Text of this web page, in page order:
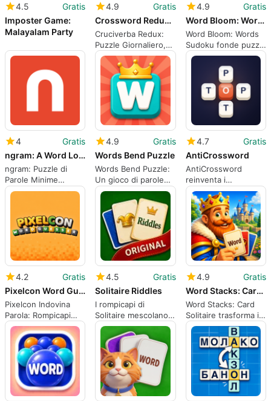
4.5
Gratis
Imposter Game:
Malayalam Party
4.9
Gratis
Crossword Redux: Daily Puzzle
Cruciverba Redux:
Puzzle Giornaliero,
cruciverba giornalieri
puliti per menti
mobili
4.9
Gratis
Word Bloom: Words Sudoku
Word Bloom: Words
Sudoku fonde puzzle
logici con la crescita
del giardino
4
Gratis
ngram: A Word Lovers Game
ngram: Puzzle di
Parole Minime
Focalizzato sulla
4.9
Gratis
Words Bend Puzzle
Words Bend Puzzle:
Un gioco di parole
mobile incentrato
sulla velocità e con
un tocco di torsione
4.7
Gratis
AntiCrossword
AntiCrossword
reinventa i
cruciverba adattando
le parole in griglie
vuote
4.2
Gratis
Pixelcon Word Guesser
Pixelcon Indovina
Parola: Rompicapi
rapidi basati sui pixel
per Android
4.5
Gratis
Solitaire Riddles
I rompicapi di
Solitaire mescolano
puzzle di carte da
solo con sfide di
parole
4.9
Gratis
Word Stacks: Card Solitaire
Word Stacks: Card
Solitaire trasforma il
gioco di parole in
puzzle basati su
carte